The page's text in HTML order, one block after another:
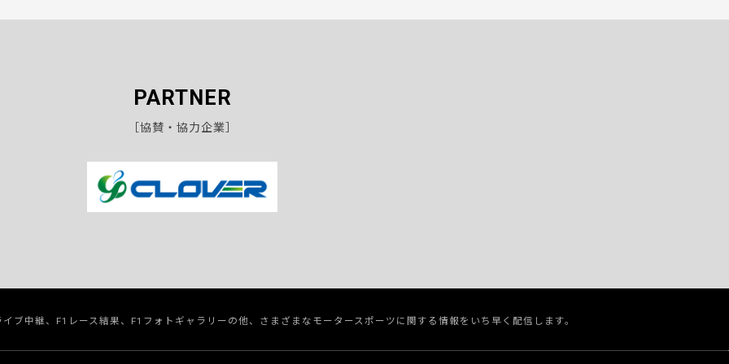
PARTNER
［協賛・協力企業］
ブ中継、F1レース結果、F1フォトギャラリーの他、さまざまなモータースポーツに関する情報をいち早く配信します。